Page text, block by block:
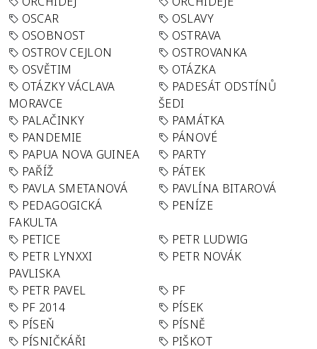
OSCAR
OSLAVY
OSOBNOST
OSTRAVA
OSTROV CEJLON
OSTROVANKA
OSVĚTIM
OTÁZKA
OTÁZKY VÁCLAVA
MORAVCE
PADESÁT ODSTÍNŮ
ŠEDI
PALAČINKY
PAMÁTKA
PANDEMIE
PÁNOVÉ
PAPUA NOVA GUINEA
PARTY
PAŘÍŽ
PÁTEK
PAVLA SMETANOVÁ
PAVLÍNA BITAROVÁ
PEDAGOGICKÁ
FAKULTA
PENÍZE
PETICE
PETR LUDWIG
PETR LYNXXI
PAVLISKA
PETR NOVÁK
PETR PAVEL
PF
PF 2014
PÍSEK
PÍSEŇ
PÍSNĚ
PÍSNIČKÁŘI
PIŠKOT